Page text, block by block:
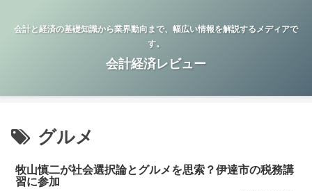
会計と経済の基礎知識から業界動向まで、幅広い情報を解説するメディアで
す。
会計経済レビュー
グルメ
牧山慎二が社会選択論とグルメを思索？伊達市の税務講
習に参加